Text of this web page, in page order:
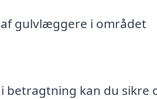
gulvlæggere i området
betragtning kan du